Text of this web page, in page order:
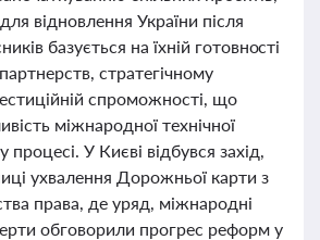
відновлення України після
базується на їхній готовності
стратегічному
спроможності, що
міжнародної технічної
У Києві відбувся захід,
ухвалення Дорожньої карти з
права, де уряд, міжнародні
обговорили прогрес реформ у